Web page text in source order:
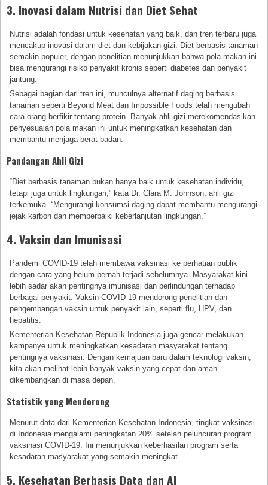
3. Inovasi dalam Nutrisi dan Diet Sehat
Nutrisi adalah fondasi untuk kesehatan yang baik, dan tren terbaru juga
mencakup inovasi dalam diet dan kebijakan gizi. Diet berbasis tanaman
semakin populer, dengan penelitian menunjukkan bahwa pola makan ini
bisa mengurangi risiko penyakit kronis seperti diabetes dan penyakit
jantung.
Sebagai bagian dari tren ini, munculnya alternatif daging berbasis
tanaman seperti Beyond Meat dan Impossible Foods telah mengubah
cara orang berfikir tentang protein. Banyak ahli gizi merekomendasikan
penyesuaian pola makan ini untuk meningkatkan kesehatan dan
membantu menjaga berat badan.
Pandangan Ahli Gizi
“Diet berbasis tanaman bukan hanya baik untuk kesehatan individu,
tetapi juga untuk lingkungan,” kata Dr. Clara M. Johnson, ahli gizi
terkemuka. “Mengurangi konsumsi daging dapat membantu mengurangi
jejak karbon dan memperbaiki keberlanjutan lingkungan.”
4. Vaksin dan Imunisasi
Pandemi COVID-19 telah membawa vaksinasi ke perhatian publik
dengan cara yang belum pernah terjadi sebelumnya. Masyarakat kini
lebih sadar akan pentingnya imunisasi dan perlindungan terhadap
berbagai penyakit. Vaksin COVID-19 mendorong penelitian dan
pengembangan vaksin untuk penyakit lain, seperti flu, HPV, dan
hepatitis.
Kementerian Kesehatan Republik Indonesia juga gencar melakukan
kampanye untuk meningkatkan kesadaran masyarakat tentang
pentingnya vaksinasi. Dengan kemajuan baru dalam teknologi vaksin,
kita akan melihat lebih banyak vaksin yang cepat dan aman
dikembangkan di masa depan.
Statistik yang Mendorong
Menurut data dari Kementerian Kesehatan Indonesia, tingkat vaksinasi
di Indonesia mengalami peningkatan 20% setelah peluncuran program
vaksinasi COVID-19. Ini menunjukkan keberhasilan program serta
kesadaran masyarakat yang semakin meningkat.
5. Kesehatan Berbasis Data dan AI